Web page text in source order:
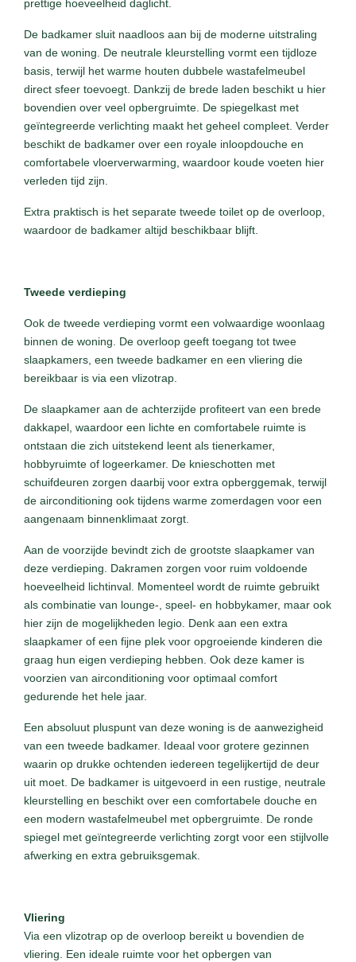
prettige hoeveelheid daglicht.
De badkamer sluit naadloos aan bij de moderne uitstraling
van de woning. De neutrale kleurstelling vormt een tijdloze
basis, terwijl het warme houten dubbele wastafelmeubel
direct sfeer toevoegt. Dankzij de brede laden beschikt u hier
bovendien over veel opbergruimte. De spiegelkast met
geïntegreerde verlichting maakt het geheel compleet. Verder
beschikt de badkamer over een royale inloopdouche en
comfortabele vloerverwarming, waardoor koude voeten hier
verleden tijd zijn.
Extra praktisch is het separate tweede toilet op de overloop,
waardoor de badkamer altijd beschikbaar blijft.
Tweede verdieping
Ook de tweede verdieping vormt een volwaardige woonlaag
binnen de woning. De overloop geeft toegang tot twee
slaapkamers, een tweede badkamer en een vliering die
bereikbaar is via een vlizotrap.
De slaapkamer aan de achterzijde profiteert van een brede
dakkapel, waardoor een lichte en comfortabele ruimte is
ontstaan die zich uitstekend leent als tienerkamer,
hobbyruimte of logeerkamer. De knieschotten met
schuifdeuren zorgen daarbij voor extra opberggemak, terwijl
de airconditioning ook tijdens warme zomerdagen voor een
aangenaam binnenklimaat zorgt.
Aan de voorzijde bevindt zich de grootste slaapkamer van
deze verdieping. Dakramen zorgen voor ruim voldoende
hoeveelheid lichtinval. Momenteel wordt de ruimte gebruikt
als combinatie van lounge-, speel- en hobbykamer, maar ook
hier zijn de mogelijkheden legio. Denk aan een extra
slaapkamer of een fijne plek voor opgroeiende kinderen die
graag hun eigen verdieping hebben. Ook deze kamer is
voorzien van airconditioning voor optimaal comfort
gedurende het hele jaar.
Een absoluut pluspunt van deze woning is de aanwezigheid
van een tweede badkamer. Ideaal voor grotere gezinnen
waarin op drukke ochtenden iedereen tegelijkertijd de deur
uit moet. De badkamer is uitgevoerd in een rustige, neutrale
kleurstelling en beschikt over een comfortabele douche en
een modern wastafelmeubel met opbergruimte. De ronde
spiegel met geïntegreerde verlichting zorgt voor een stijlvolle
afwerking en extra gebruiksgemak.
Vliering
Via een vlizotrap op de overloop bereikt u bovendien de
vliering. Een ideale ruimte voor het opbergen van